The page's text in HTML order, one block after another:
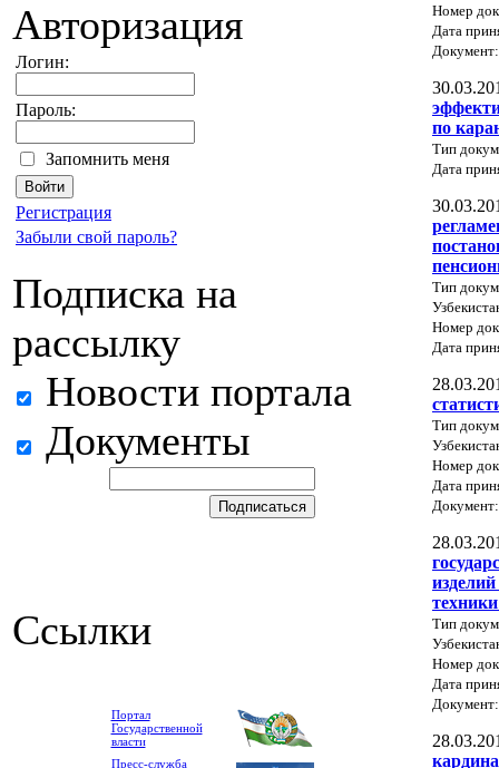
Авторизация
Логин:
Пароль:
Запомнить меня
Регистрация
Забыли свой пароль?
Подписка на
рассылку
Новости портала
Документы
Ссылки
Портал
Государственной
власти
Пресс-служба
Номер
Дата
по
Тип
Дата
Тип
Номер
Дата
Тип
Номер
Дата
Тип
Номер
Дата